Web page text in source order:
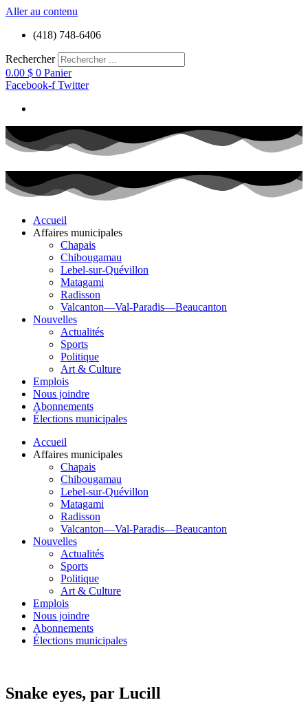
Aller au contenu
(418) 748-6406
Rechercher
0.00 $ 0 Panier
Facebook-f Twitter
Accueil
Affaires municipales
Chapais
Chibougamau
Lebel-sur-Quévillon
Matagami
Radisson
Valcanton—Val-Paradis—Beaucanton
Nouvelles
Actualités
Sports
Politique
Art & Culture
Emplois
Nous joindre
Abonnements
Élections municipales
Accueil
Affaires municipales
Chapais
Chibougamau
Lebel-sur-Quévillon
Matagami
Radisson
Valcanton—Val-Paradis—Beaucanton
Nouvelles
Actualités
Sports
Politique
Art & Culture
Emplois
Nous joindre
Abonnements
Élections municipales
Snake eyes, par Lucill